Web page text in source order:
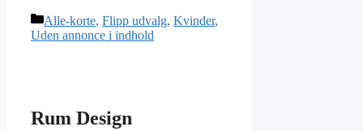
Kategorier
Alle-korte, Flipp udvalg, Kvinder,
Uden annonce i indhold
Rum Design